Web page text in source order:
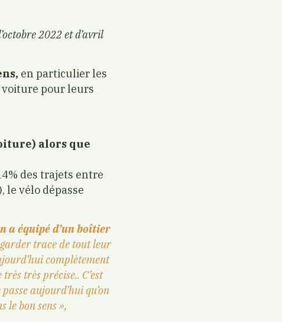
2022 et d’avril
en particulier les
voiture pour leurs
alors que
des trajets entre
le vélo dépasse
a équipé d’un boîtier
trace de tout leur
complètement
très précise.. C’est
aujourd’hui qu’on
le bon sens »,